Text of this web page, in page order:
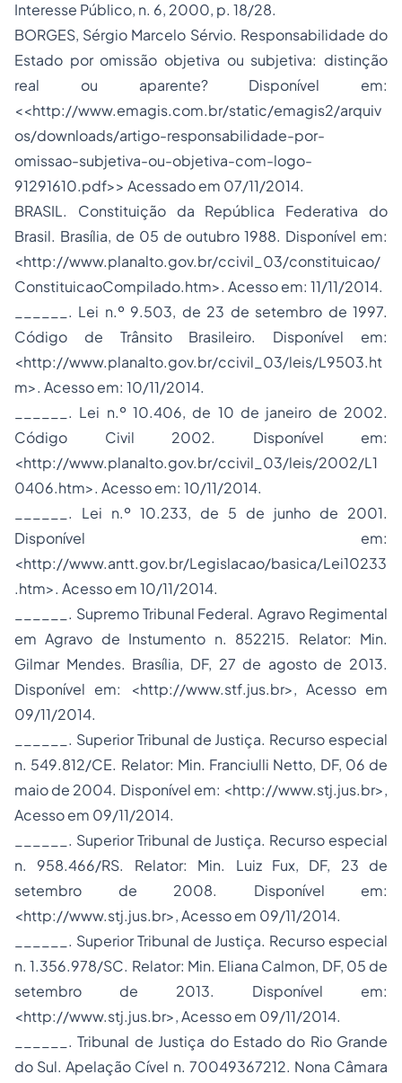
Interesse Público, n. 6, 2000, p. 18/28.
BORGES, Sérgio Marcelo Sérvio. Responsabilidade do
Estado por omissão objetiva ou subjetiva: distinção
real ou aparente? Disponível em:
<<http://www.emagis.com.br/static/emagis2/arquiv
os/downloads/artigo-responsabilidade-por-
omissao-subjetiva-ou-objetiva-com-logo-
91291610.pdf>> Acessado em 07/11/2014.
BRASIL. Constituição da República Federativa do
Brasil. Brasília, de 05 de outubro 1988. Disponível em:
<http://www.planalto.gov.br/ccivil_03/constituicao/
ConstituicaoCompilado.htm>. Acesso em: 11/11/2014.
______. Lei n.º 9.503, de 23 de setembro de 1997.
Código de Trânsito Brasileiro. Disponível em:
<http://www.planalto.gov.br/ccivil_03/leis/L9503.ht
m>. Acesso em: 10/11/2014.
______. Lei n.º 10.406, de 10 de janeiro de 2002.
Código Civil 2002. Disponível em:
<http://www.planalto.gov.br/ccivil_03/leis/2002/L1
0406.htm>. Acesso em: 10/11/2014.
______. Lei n.º 10.233, de 5 de junho de 2001.
Disponível em:
<http://www.antt.gov.br/Legislacao/basica/Lei10233
.htm>. Acesso em 10/11/2014.
______. Supremo Tribunal Federal. Agravo Regimental
em Agravo de Instumento n. 852215. Relator: Min.
Gilmar Mendes. Brasília, DF, 27 de agosto de 2013.
Disponível em: <http://www.stf.jus.br>, Acesso em
09/11/2014.
______. Superior Tribunal de Justiça. Recurso especial
n. 549.812/CE. Relator: Min. Franciulli Netto, DF, 06 de
maio de 2004. Disponível em: <http://www.stj.jus.br>,
Acesso em 09/11/2014.
______. Superior Tribunal de Justiça. Recurso especial
n. 958.466/RS. Relator: Min. Luiz Fux, DF, 23 de
setembro de 2008. Disponível em:
<http://www.stj.jus.br>, Acesso em 09/11/2014.
______. Superior Tribunal de Justiça. Recurso especial
n. 1.356.978/SC. Relator: Min. Eliana Calmon, DF, 05 de
setembro de 2013. Disponível em:
<http://www.stj.jus.br>, Acesso em 09/11/2014.
______. Tribunal de Justiça do Estado do Rio Grande
do Sul. Apelação Cível n. 70049367212. Nona Câmara